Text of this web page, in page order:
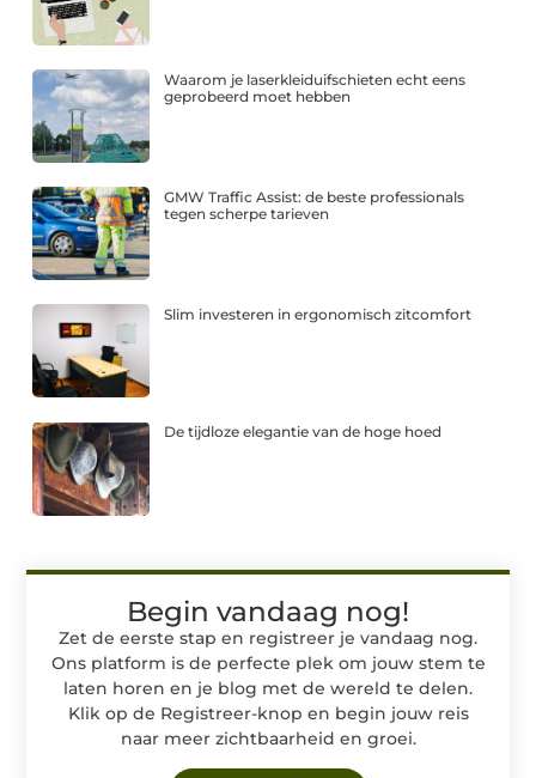
Waarom je laserkleiduifschieten echt eens
geprobeerd moet hebben
GMW Traffic Assist: de beste professionals
tegen scherpe tarieven
Slim investeren in ergonomisch zitcomfort
De tijdloze elegantie van de hoge hoed
Begin vandaag nog!
Zet de eerste stap en registreer je vandaag nog.
Ons platform is de perfecte plek om jouw stem te
laten horen en je blog met de wereld te delen.
Klik op de Registreer-knop en begin jouw reis
naar meer zichtbaarheid en groei.